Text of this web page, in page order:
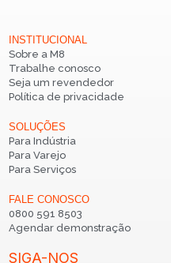
INSTITUCIONAL
Sobre a M8
Trabalhe conosco
Seja um revendedor
Política de privacidade
SOLUÇÕES
Para Indústria
Para Varejo
Para Serviços
FALE CONOSCO
0800 591 8503
Agendar demonstração
SIGA-NOS